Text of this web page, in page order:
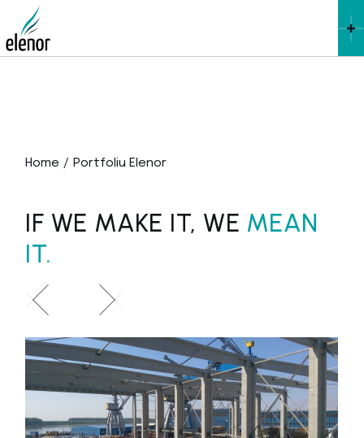
Home Portfoliu Elenor
IF WE MAKE IT, WE MEAN
IT.
DAMEN – HALĂ DE PRODUCȚIE